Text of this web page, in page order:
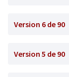
Version 6 de 90
Version 5 de 90